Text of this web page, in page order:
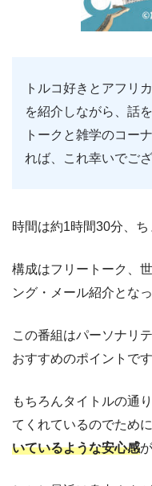
トルコ好きとアフリ
を紹介しながら、話
トークと雑学のコー
れば、これ幸いでご
時間は約1時間30分、
構成はフリートーク、
ング・メール紹介とな
この番組はパーソナリ
おすすめのポイントです
もちろんタイトルの通り
てくれているのでため
いているような安心感